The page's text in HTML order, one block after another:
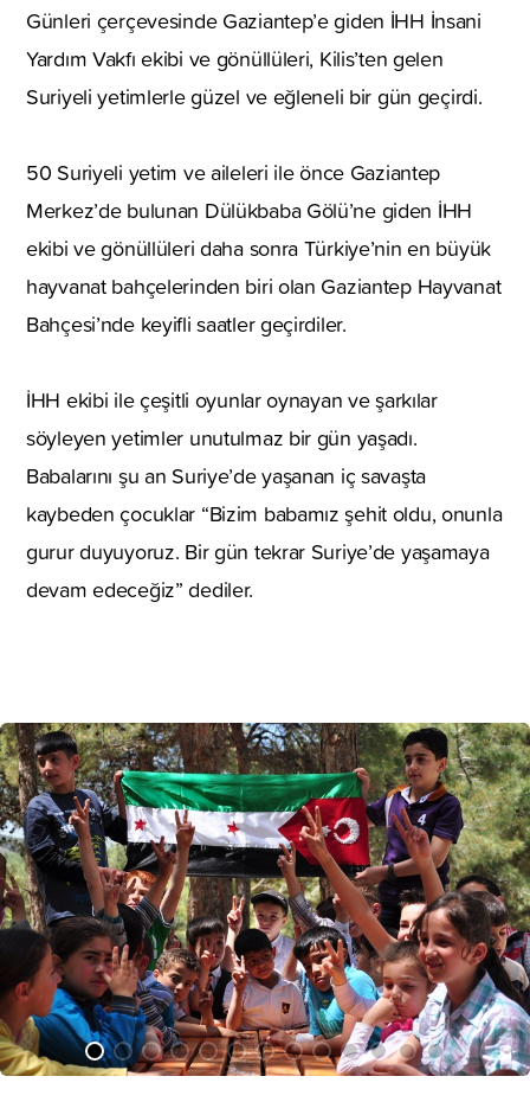
Günleri çerçevesinde Gaziantep’e giden İHH İnsani
Yardım Vakfı ekibi ve gönüllüleri, Kilis’ten gelen
Suriyeli yetimlerle güzel ve eğleneli bir gün geçirdi.
50 Suriyeli yetim ve aileleri ile önce Gaziantep
Merkez’de bulunan Dülükbaba Gölü’ne giden İHH
ekibi ve gönüllüleri daha sonra Türkiye’nin en büyük
hayvanat bahçelerinden biri olan Gaziantep Hayvanat
Bahçesi’nde keyifli saatler geçirdiler.
İHH ekibi ile çeşitli oyunlar oynayan ve şarkılar
söyleyen yetimler unutulmaz bir gün yaşadı.
Babalarını şu an Suriye’de yaşanan iç savaşta
kaybeden çocuklar “Bizim babamız şehit oldu, onunla
gurur duyuyoruz. Bir gün tekrar Suriye’de yaşamaya
devam edeceğiz” dediler.